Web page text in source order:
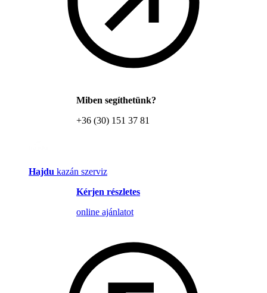
Miben segíthetünk?
+36 (30) 151 37 81
Hajdu kazán szerviz
Kérjen részletes
online ajánlatot